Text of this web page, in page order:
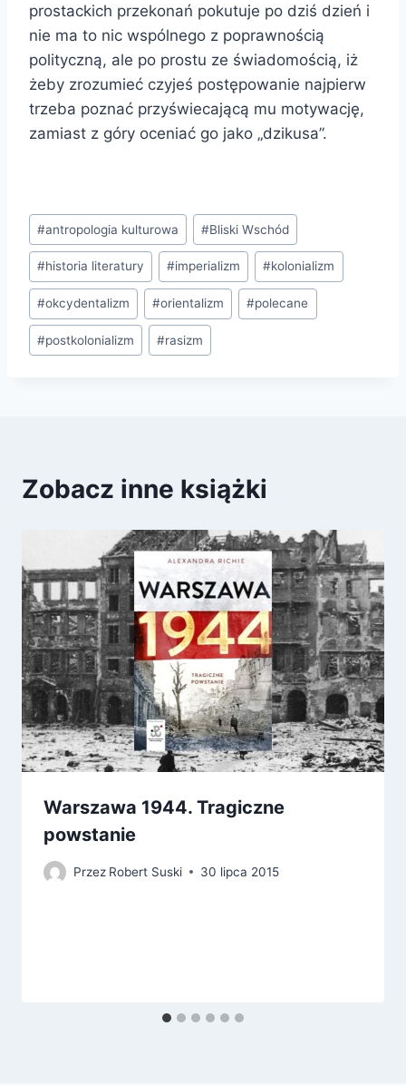
prostackich przekonań pokutuje po dziś dzień i
nie ma to nic wspólnego z poprawnością
polityczną, ale po prostu ze świadomością, iż
żeby zrozumieć czyjeś postępowanie najpierw
trzeba poznać przyświecającą mu motywację,
zamiast z góry oceniać go jako „dzikusa”.
Tagi
wpisu:
#antropologia kulturowa #Bliski Wschód
#historia literatury #imperializm #kolonializm
#okcydentalizm #orientalizm #polecane
#postkolonializm #rasizm
Zobacz inne książki
Warszawa 1944. Tragiczne
powstanie
Przez Robert Suski 30 lipca 2015